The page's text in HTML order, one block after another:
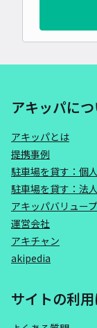
アキッパに
アキッパとは
提携事例
駐車場を貸す：個
駐車場を貸す：法
アキッパバリュー
運営会社
アキチャン
akipedia
サイトの利